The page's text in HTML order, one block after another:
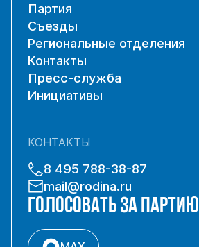
Партия
Съезды
Региональные отделения
Контакты
Пресс-служба
Инициативы
КОНТАКТЫ
8 495 788-38-87
mail@rodina.ru
ГОЛОСОВАТЬ ЗА ПАРТИЮ